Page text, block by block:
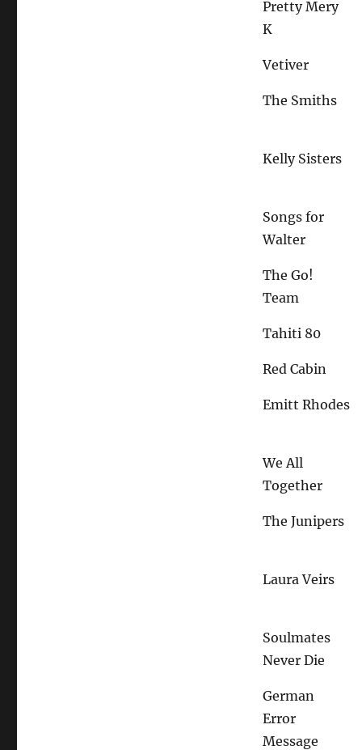
Pretty Mery
K
Vetiver
The Smiths
Kelly Sisters
Songs for
Walter
The Go!
Team
Tahiti 80
Red Cabin
Emitt Rhodes
We All
Together
The Junipers
Laura Veirs
Soulmates
Never Die
German
Error
Message